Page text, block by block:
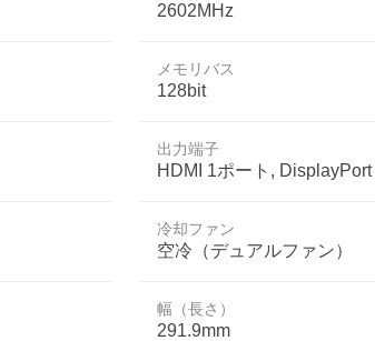
2602MHz
メモリバス
128bit
出力端子
HDMI 1ポート, DisplayPort
冷却ファン
空冷（デュアルファン）
幅（長さ）
291.9mm